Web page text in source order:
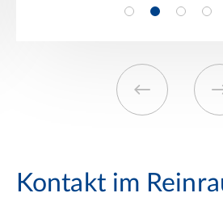
Kontakt im